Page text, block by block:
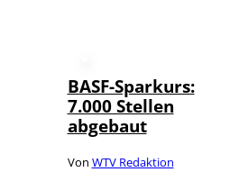
BASF-Sparkurs:
7.000 Stellen
abgebaut
Von WTV Redaktion